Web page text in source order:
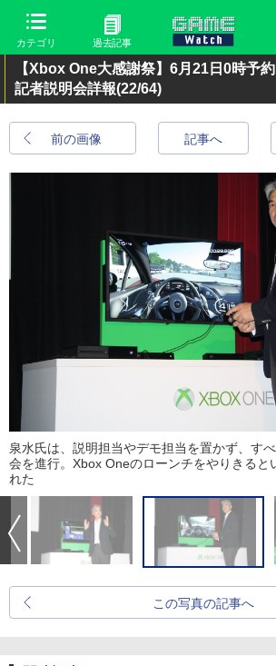
カテゴリ 過去記事
【Xbox One大感謝祭】6月21日0時
記者説明会詳報(22/64)
前の画像 記事へ
泉水氏は、説明担当やデモ担当を置かず、す
会を進行。Xbox Oneのローンチをやりきると
れた
この写真の記事へ